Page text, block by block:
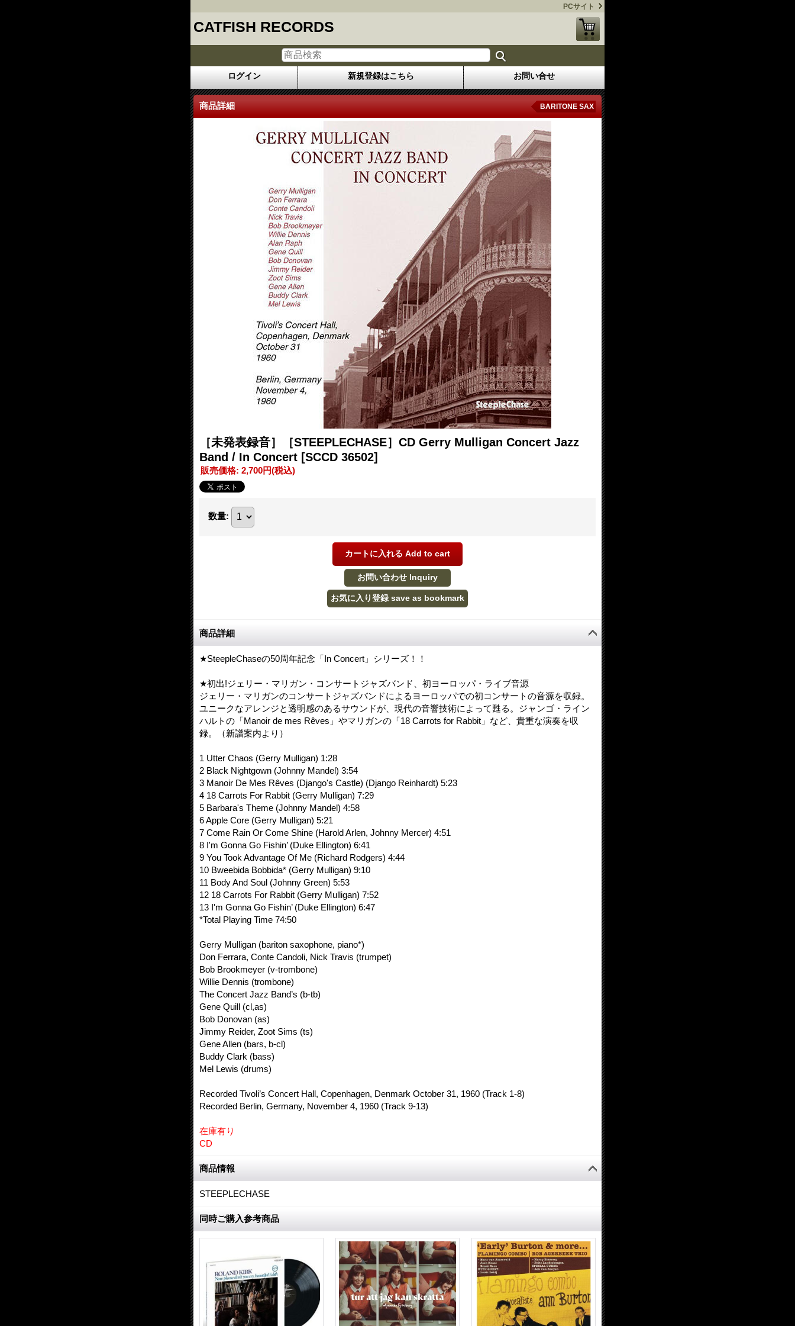
PCサイト
CATFISH RECORDS
ログイン 新規登録はこちら お問い合せ
商品詳細 BARITONE SAX
［未発表録音］［STEEPLECHASE］CD Gerry Mulligan Concert Jazz
Band / In Concert [SCCD 36502]
販売価格: 2,700円(税込)
数量:
商品詳細
★SteepleChaseの50周年記念「In Concert」シリーズ！！
★初出!ジェリー・マリガン・コンサートジャズバンド、初ヨーロッパ・ライブ音源
ジェリー・マリガンのコンサートジャズバンドによるヨーロッパでの初コンサートの音源を収録。
ユニークなアレンジと透明感のあるサウンドが、現代の音響技術によって甦る。ジャンゴ・ライン
ハルトの「Manoir de mes Rêves」やマリガンの「18 Carrots for Rabbit」など、貴重な演奏を収
録。（新譜案内より）
1 Utter Chaos (Gerry Mulligan) 1:28
2 Black Nightgown (Johnny Mandel) 3:54
3 Manoir De Mes Rêves (Django's Castle) (Django Reinhardt) 5:23
4 18 Carrots For Rabbit (Gerry Mulligan) 7:29
5 Barbara's Theme (Johnny Mandel) 4:58
6 Apple Core (Gerry Mulligan) 5:21
7 Come Rain Or Come Shine (Harold Arlen, Johnny Mercer) 4:51
8 I'm Gonna Go Fishin’ (Duke Ellington) 6:41
9 You Took Advantage Of Me (Richard Rodgers) 4:44
10 Bweebida Bobbida* (Gerry Mulligan) 9:10
11 Body And Soul (Johnny Green) 5:53
12 18 Carrots For Rabbit (Gerry Mulligan) 7:52
13 I'm Gonna Go Fishin’ (Duke Ellington) 6:47
*Total Playing Time 74:50
Gerry Mulligan (bariton saxophone, piano*)
Don Ferrara, Conte Candoli, Nick Travis (trumpet)
Bob Brookmeyer (v-trombone)
Willie Dennis (trombone)
The Concert Jazz Band’s (b-tb)
Gene Quill (cl,as)
Bob Donovan (as)
Jimmy Reider, Zoot Sims (ts)
Gene Allen (bars, b-cl)
Buddy Clark (bass)
Mel Lewis (drums)
Recorded Tivoli’s Concert Hall, Copenhagen, Denmark October 31, 1960 (Track 1-8)
Recorded Berlin, Germany, November 4, 1960 (Track 9-13)
在庫有り
CD
商品情報
STEEPLECHASE
同時ご購入参考商品